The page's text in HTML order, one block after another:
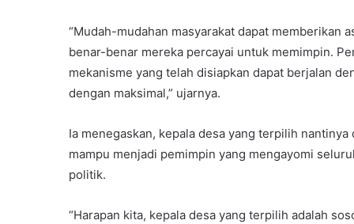
“Mudah-mudahan masyarakat dapat memberikan
benar-benar mereka percayai untuk memimpin.
mekanisme yang telah disiapkan dapat berjalan
dengan maksimal,” ujarnya.
Ia menegaskan, kepala desa yang terpilih
mampu menjadi pemimpin yang mengayomi
politik.
“Harapan kita, kepala desa yang terpilih adalah